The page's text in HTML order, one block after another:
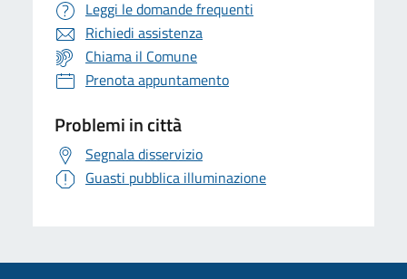
Leggi le domande frequenti
Richiedi assistenza
Chiama il Comune
Prenota appuntamento
Problemi in città
Segnala disservizio
Guasti pubblica illuminazione